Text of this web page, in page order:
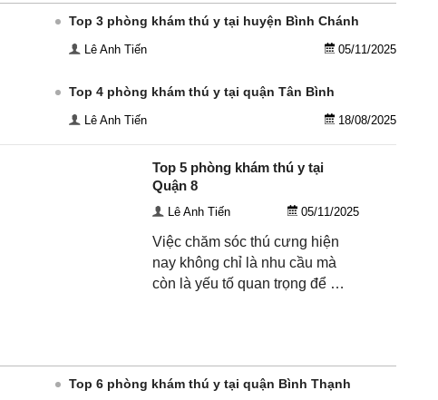
Top 3 phòng khám thú y tại huyện Bình Chánh
Lê Anh Tiến 05/11/2025
Top 4 phòng khám thú y tại quận Tân Bình
Lê Anh Tiến 18/08/2025
Top 5 phòng khám thú y tại
Quận 8
Lê Anh Tiến 05/11/2025
Việc chăm sóc thú cưng hiện
nay không chỉ là nhu cầu mà
còn là yếu tố quan trọng để …
Top 6 phòng khám thú y tại quận Bình Thạnh